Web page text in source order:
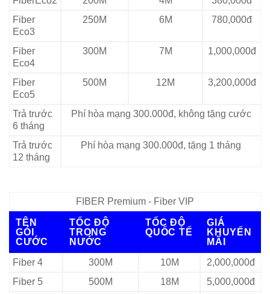
Fiber
Eco3
250M 6M 780,000đ
Fiber
Eco4
300M 7M 1,000,000đ
Fiber
Eco5
500M 12M 3,200,000đ
Trả trước
6 tháng
Phí hòa mạng 300.000đ, không tặng cước
Trả trước
12 tháng
Phí hòa mạng 300.000đ, tặng 1 tháng
FIBER Premium - Fiber VIP
TÊN
GÓI
CƯỚC
TỐC ĐỘ
TRONG
NƯỚC
TỐC ĐỘ
QUỐC TẾ
GIÁ
KHUYẾN
MÃI
Fiber 4
300M 10M
2,000,000đ
Fiber 5
500M 18M
5,000,000đ